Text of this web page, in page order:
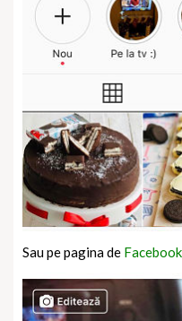
Sau pe pagina de